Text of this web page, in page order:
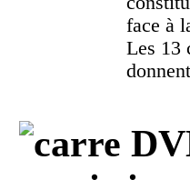
face à
Les 13